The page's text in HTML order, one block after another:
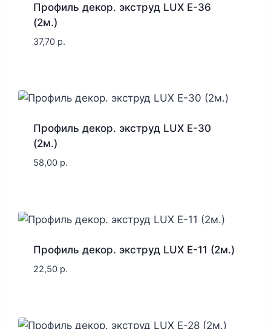
Профиль декор. экструд LUX E-36
(2м.)
37,70 р.
Профиль декор. экструд LUX E-30
(2м.)
58,00 р.
Профиль декор. экструд LUX E-11 (2м.)
22,50 р.